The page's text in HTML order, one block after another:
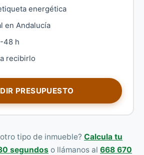
energética
en Andalucía
48 h
recibirlo
PRESUPUESTO
tipo de inmueble? Calcula tu
segundos o llámanos al 668 670